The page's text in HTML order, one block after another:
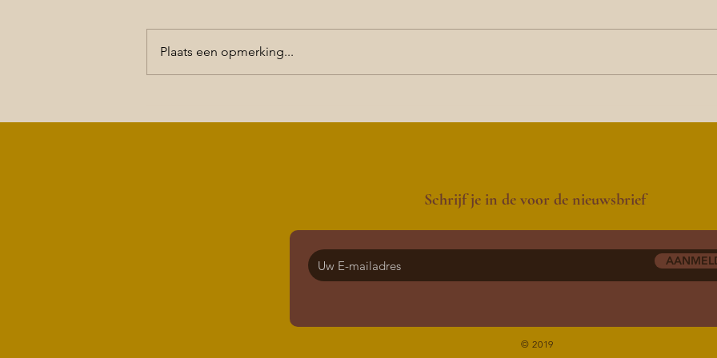
Plaats een opmerking...
Schrijf je in de voor de nieuwsbrief
© 2019